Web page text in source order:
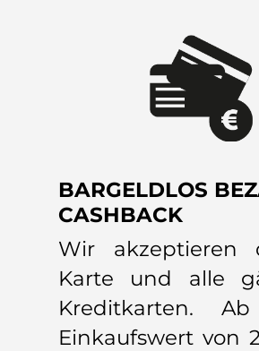
BARGELDLOS
CASHBACK
Wir akzeptieren
Karte und alle
Kreditkarten.
Einkaufswert von